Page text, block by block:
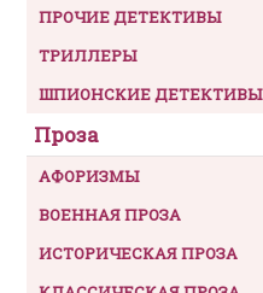
ПРОЧИЕ ДЕТЕКТИВЫ
ТРИЛЛЕРЫ
ШПИОНСКИЕ ДЕТЕКТИВЫ
Проза
АФОРИЗМЫ
ВОЕННАЯ ПРОЗА
ИСТОРИЧЕСКАЯ ПРОЗА